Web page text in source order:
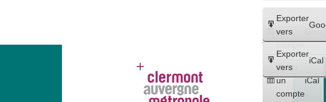
Créer
un
compte
Créer
un
compte
iCal
Exporter
vers
Exporter
vers
iCal